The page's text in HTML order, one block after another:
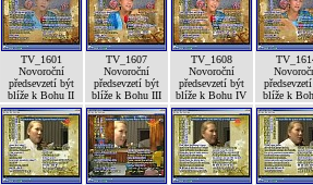
TV_1601
Novoroční
předsevzetí být
blíže k Bohu II
TV_1607
Novoroční
předsevzetí být
blíže k Bohu III
TV_1608
Novoroční
předsevzetí být
blíže k Bohu IV
blíže k